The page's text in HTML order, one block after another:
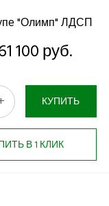
"Олимп" ЛДСП
100 руб.
КУПИТЬ
В 1 КЛИК